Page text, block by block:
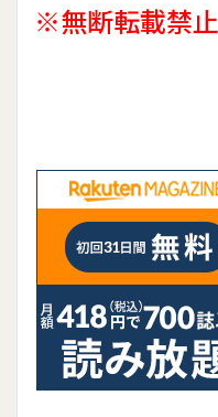
※無断転載禁止